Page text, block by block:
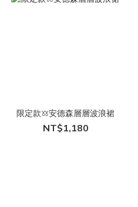
限定款𖦆安德森層層波浪裙
NT$1,180